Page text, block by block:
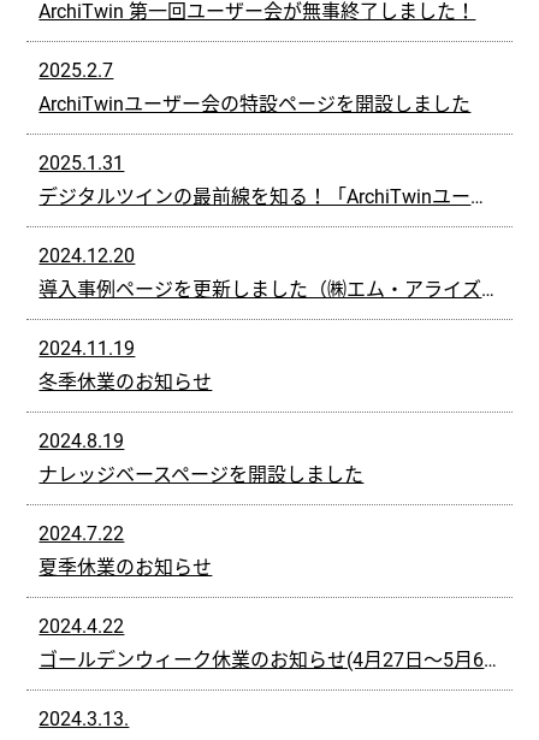
ArchiTwin 第一回ユーザー会が無事終了しました！
2025.2.7
ArchiTwinユーザー会の特設ページを開設しました
2025.1.31
デジタルツインの最前線を知る！「ArchiTwinユーザ会」のお知らせ（2025年2月17日実施）
2024.12.20
導入事例ページを更新しました（㈱エム・アライズ様）
2024.11.19
冬季休業のお知らせ
2024.8.19
ナレッジベースページを開設しました
2024.7.22
夏季休業のお知らせ
2024.4.22
ゴールデンウィーク休業のお知らせ(4月27日～5月6日)
2024.3.13.